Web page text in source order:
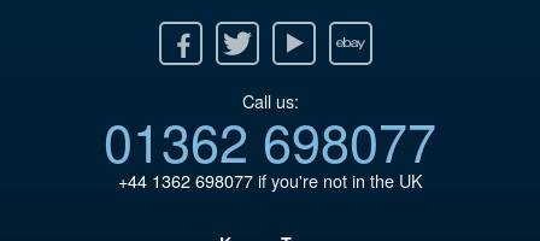
Twitter Youtube Ebay
Call us:
01362 698077
+44 1362 698077if you're not in the UK